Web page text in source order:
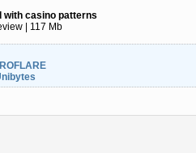
with casino patterns
| 117 Mb